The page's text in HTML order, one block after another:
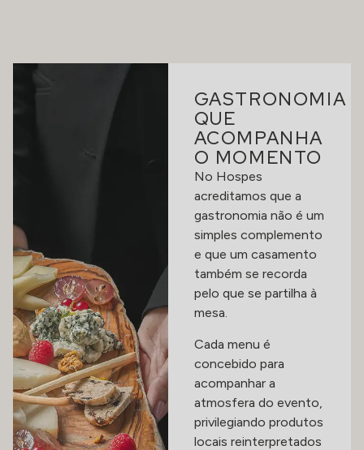
GASTRONOMIA
QUE
ACOMPANHA
O MOMENTO
No Hospes
acreditamos que a
gastronomia não é um
simples complemento
e que um casamento
também se recorda
pelo que se partilha à
mesa.
Cada menu é
concebido para
acompanhar a
atmosfera do evento,
privilegiando produtos
locais reinterpretados